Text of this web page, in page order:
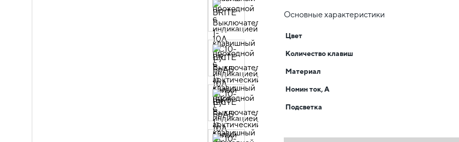
Основные характеристики
Цвет
Количество клавиш
Материал
Номин ток, А
Подсветка